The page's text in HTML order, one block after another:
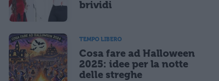
brividi
TEMPO LIBERO
Cosa fare ad Halloween
2025: idee per la notte
delle streghe